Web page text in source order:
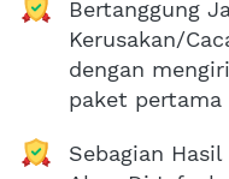
Bertanggung
Kerusakan/
dengan
paket pertama
Sebagian